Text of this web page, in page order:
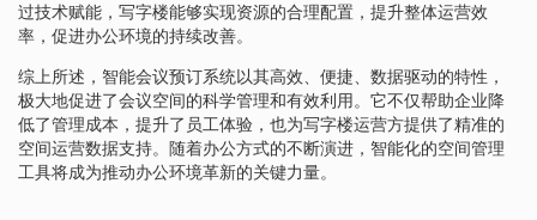
过技术赋能，写字楼能够实现资源的合理配置，提升整体运营效
率，促进办公环境的持续改善。
综上所述，智能会议预订系统以其高效、便捷、数据驱动的特性，
极大地促进了会议空间的科学管理和有效利用。它不仅帮助企业降
低了管理成本，提升了员工体验，也为写字楼运营方提供了精准的
空间运营数据支持。随着办公方式的不断演进，智能化的空间管理
工具将成为推动办公环境革新的关键力量。